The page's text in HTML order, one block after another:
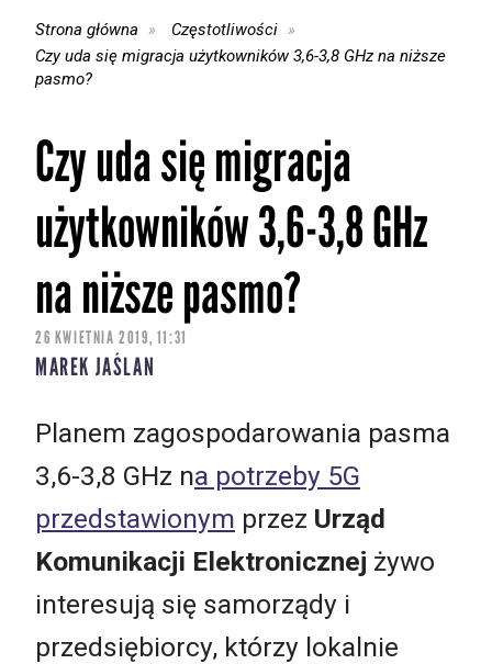
Strona główna
Częstotliwości
Czy uda się migracja użytkowników 3,6-3,8 GHz na niższe
pasmo?
Czy uda się migracja
użytkowników 3,6-3,8 GHz
na niższe pasmo?
26 KWIETNIA 2019, 11:31
MAREK JAŚLAN
Planem zagospodarowania pasma
3,6-3,8 GHz na potrzeby 5G
przedstawionym przez Urząd
Komunikacji Elektronicznej żywo
interesują się samorządy i
przedsiębiorcy, którzy lokalnie